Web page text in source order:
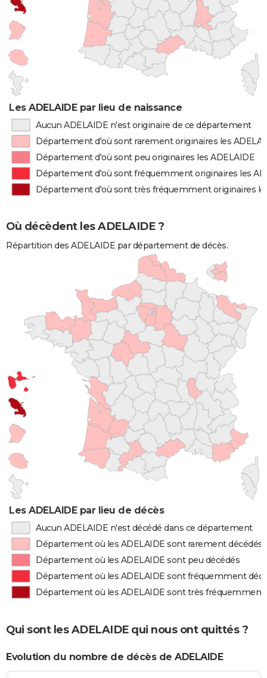
Les ADELAIDE par lieu de naissance
Aucun ADELAIDE n'est originaire de ce département
Département d'où sont rarement originaires les
Département d'où sont peu originaires les ADELAIDE
Département d'où sont fréquemment originaires les
Département d'où sont très fréquemment originaires
Où décèdent les ADELAIDE ?
Répartition des ADELAIDE par département de décès.
Les ADELAIDE par lieu de décès
Aucun ADELAIDE n'est décédé dans ce département
Département où les ADELAIDE sont rarement décédés
Département où les ADELAIDE sont peu décédés
Département où les ADELAIDE sont fréquemment
Département où les ADELAIDE sont très fréquemment
Qui sont les ADELAIDE qui nous ont quittés ?
Evolution du nombre de décès de ADELAIDE